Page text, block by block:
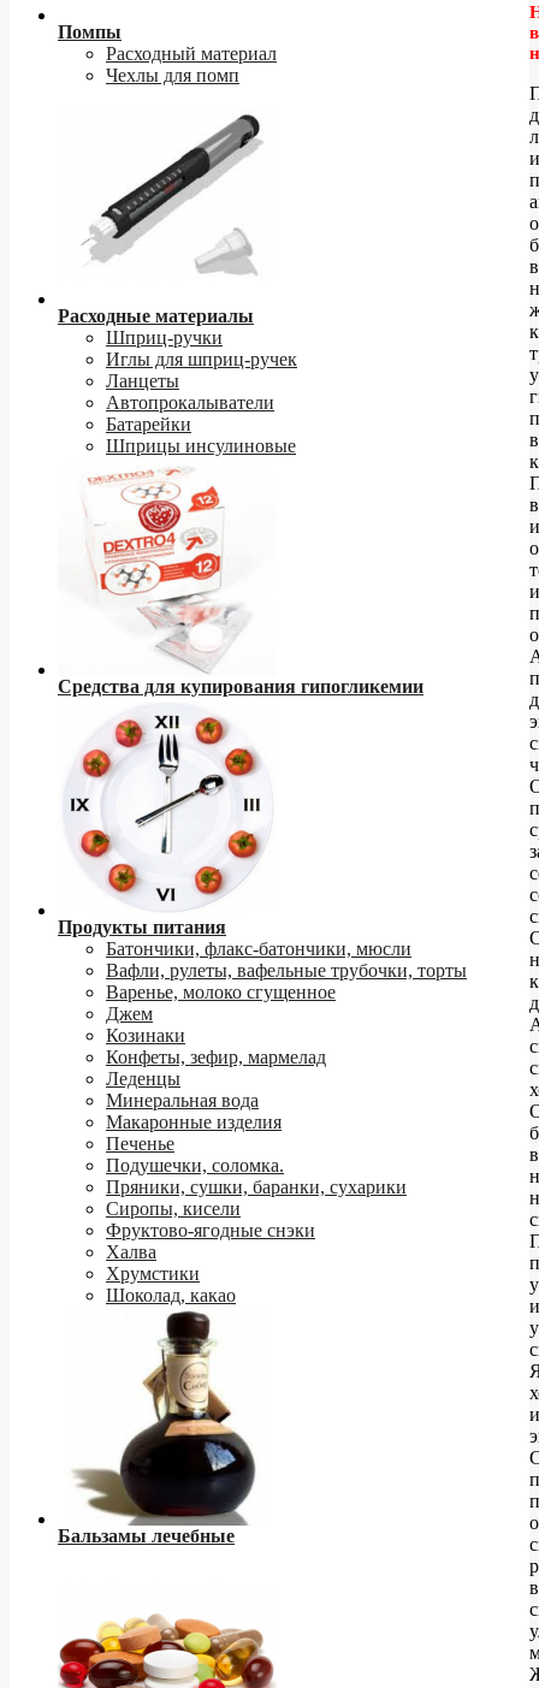
Помпы
Расходный материал
Чехлы для помп
Расходные материалы
Шприц-ручки
Иглы для шприц-ручек
Ланцеты
Автопрокалыватели
Батарейки
Шприцы инсулиновые
Средства для купирования гипогликемии
Продукты питания
Батончики, флакс-батончики, мюсли
Вафли, рулеты, вафельные трубочки, торты
Варенье, молоко сгущенное
Джем
Козинаки
Конфеты, зефир, мармелад
Леденцы
Минеральная вода
Макаронные изделия
Печенье
Подушечки, соломка.
Пряники, сушки, баранки, сухарики
Сиропы, кисели
Фруктово-ягодные снэки
Халва
Хрумстики
Шоколад, какао
Бальзамы лечебные
в
и
в
и
и